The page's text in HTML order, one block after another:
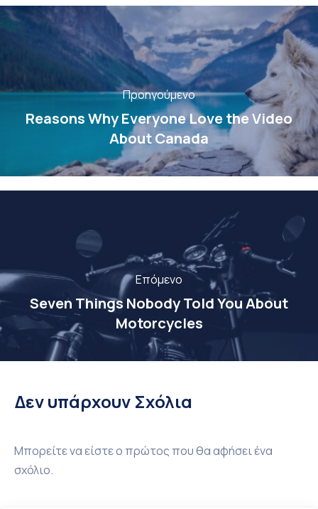
Προηγούμενο
Reasons Why Everyone Love the Video
About Canada
Επόμενο
Seven Things Nobody Told You About
Motorcycles
Δεν υπάρχουν Σχόλια
Μπορείτε να είστε ο πρώτος που θα αφήσει ένα
σχόλιο.